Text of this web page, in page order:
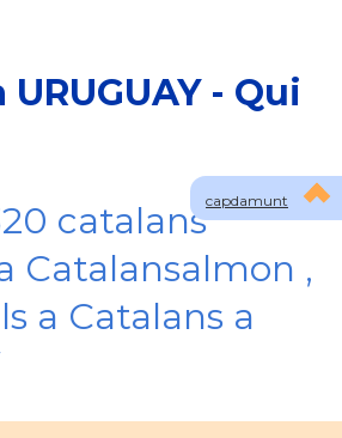
capdamunt
URUGUAY - Qui
catalans
Catalansalmon ,
a Catalans a